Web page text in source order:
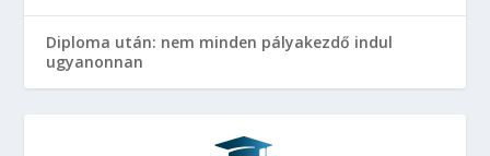
Diploma után: nem minden pályakezdő indul
ugyanonnan